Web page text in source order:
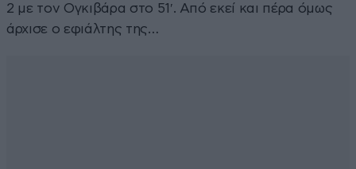
2 με τον Ογκιβάρα στο 51′. Από εκεί και πέρα όμως
άρχισε ο εφιάλτης της…